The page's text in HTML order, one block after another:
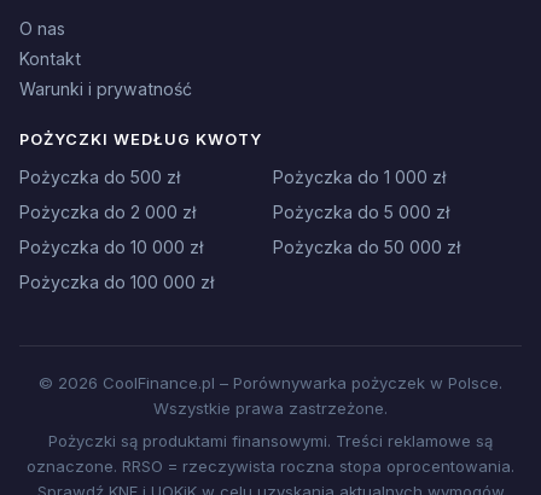
O nas
Kontakt
Warunki i prywatność
POŻYCZKI WEDŁUG KWOTY
Pożyczka do 500 zł
Pożyczka do 1 000 zł
Pożyczka do 2 000 zł
Pożyczka do 5 000 zł
Pożyczka do 10 000 zł
Pożyczka do 50 000 zł
Pożyczka do 100 000 zł
© 2026 CoolFinance.pl – Porównywarka pożyczek w Polsce.
Wszystkie prawa zastrzeżone.
Pożyczki są produktami finansowymi. Treści reklamowe są
oznaczone. RRSO = rzeczywista roczna stopa oprocentowania.
Sprawdź KNF i UOKiK w celu uzyskania aktualnych wymogów